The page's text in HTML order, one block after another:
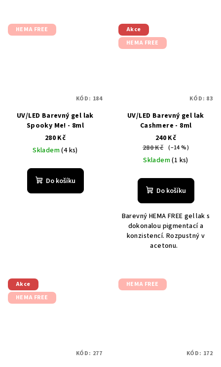
HEMA FREE
UV/LED Barevný gel lak
Spooky Me! - 8ml
280 Kč
Skladem(4 ks)
Do košíku
KÓD: 184
Akce
HEMA FREE
UV/LED Barevný gel lak
Cashmere - 8ml
240 Kč
280 Kč (–14 %)
Skladem(1 ks)
Do košíku
Barevný HEMA FREE gel lak s
dokonalou pigmentací a
konzistencí. Rozpustný v
acetonu.
KÓD: 83
Akce
HEMA FREE
KÓD: 277
HEMA FREE
KÓD: 172